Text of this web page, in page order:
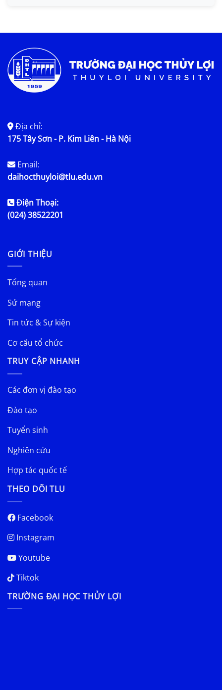
Địa chỉ:
175 Tây Sơn - P. Kim Liên - Hà Nội
Email:
daihocthuyloi@tlu.edu.vn
Điện Thoại:
(024) 38522201
GIỚI THIỆU
Tổng quan
Sứ mạng
Tin tức & Sự kiện
Cơ cấu tổ chức
TRUY CẬP NHANH
Các đơn vị đào tạo
Đào tạo
Tuyển sinh
Nghiên cứu
Hợp tác quốc tế
THEO DÕI TLU
Facebook
Instagram
Youtube
Tiktok
TRƯỜNG ĐẠI HỌC THỦY LỢI